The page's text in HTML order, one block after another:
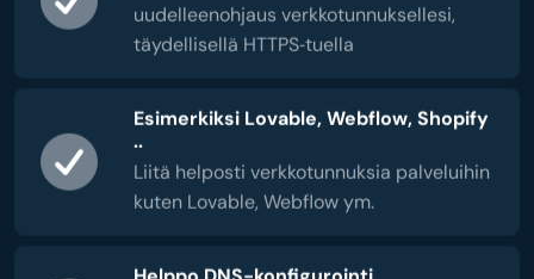
uudelleenohjaus verkkotunnuksellesi,
täydellisellä HTTPS‑tuella
Esimerkiksi Lovable, Webflow, Shopify
..
Liitä helposti verkkotunnuksia palveluihin
kuten Lovable, Webflow ym.